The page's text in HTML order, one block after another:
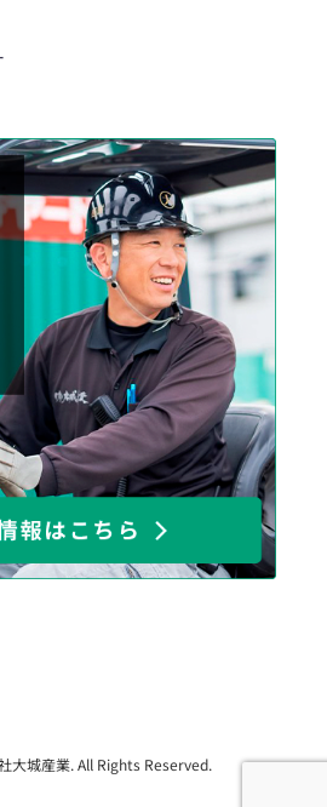
大城産業. All Rights Reserved.